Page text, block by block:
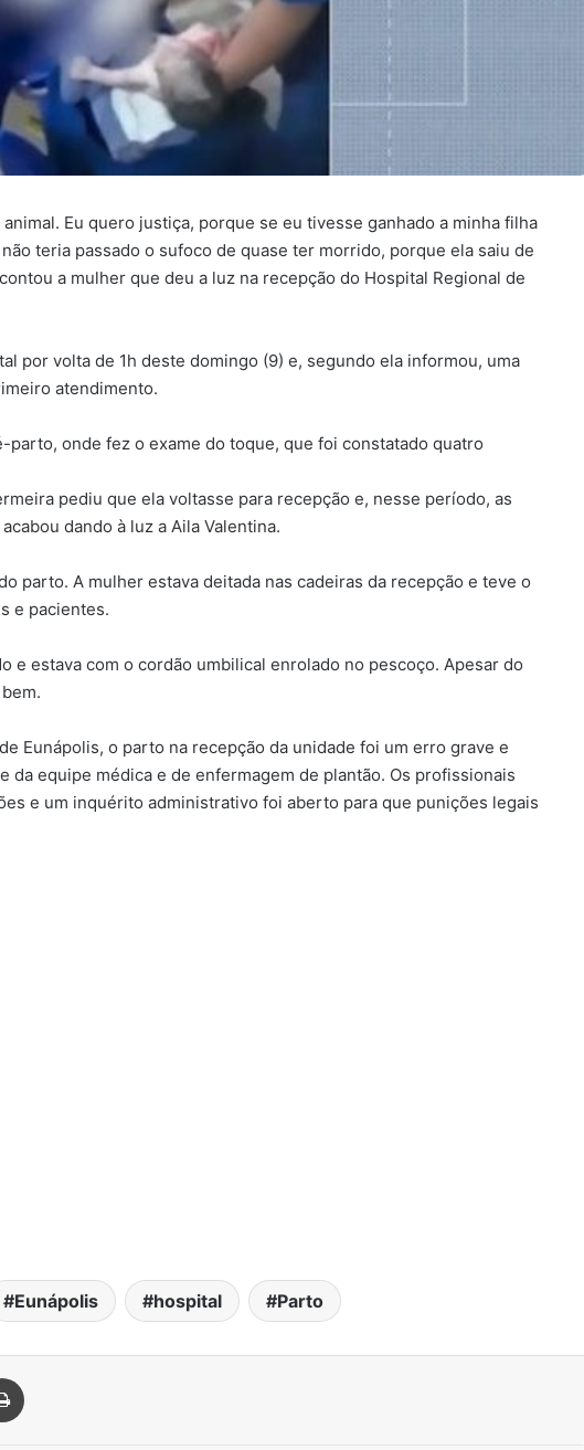
Eu quero justiça, porque se eu tivesse ganhado a minha filha
teria passado o sufoco de quase ter morrido, porque ela saiu de
a mulher que deu a luz na recepção do Hospital Regional de
por volta de 1h deste domingo (9) e, segundo ela informou, uma
atendimento.
parto, onde fez o exame do toque, que foi constatado quatro
pediu que ela voltasse para recepção e, nesse período, as
dando à luz a Aila Valentina.
parto. A mulher estava deitada nas cadeiras da recepção e teve o
e pacientes.
e estava com o cordão umbilical enrolado no pescoço. Apesar do
Eunápolis, o parto na recepção da unidade foi um erro grave e
da equipe médica e de enfermagem de plantão. Os profissionais
e um inquérito administrativo foi aberto para que punições legais
Eunápolis hospital Parto